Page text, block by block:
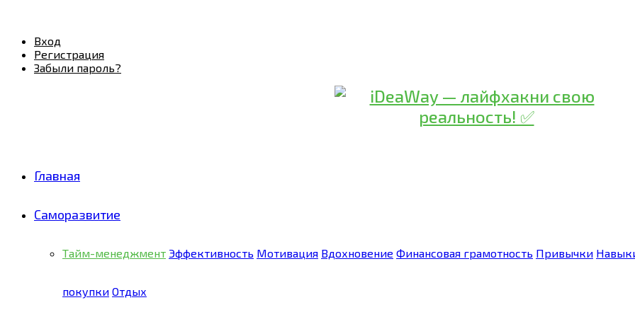
Вход
Регистрация
Забыли пароль?
Главная
Саморазвитие
Тайм-менеджмент Эффективность Мотивация Вдохновение Финансовая грамотность Привычки
покупки Отдых